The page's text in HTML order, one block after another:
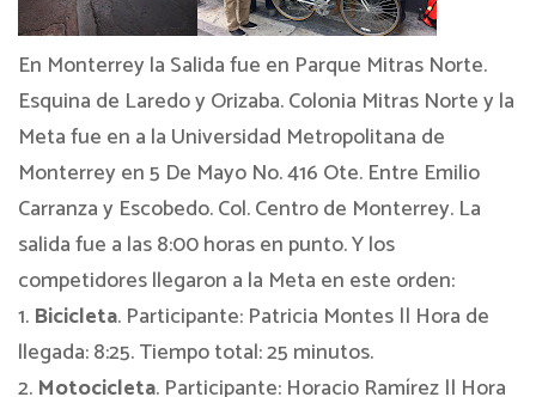
En Monterrey la Salida fue en Parque Mitras Norte.
Esquina de Laredo y Orizaba. Colonia Mitras Norte y la
Meta fue en a la Universidad Metropolitana de
Monterrey en 5 De Mayo No. 416 Ote. Entre Emilio
Carranza y Escobedo. Col. Centro de Monterrey. La
salida fue a las 8:00 horas en punto. Y los
competidores llegaron a la Meta en este orden:
1. Bicicleta. Participante: Patricia Montes || Hora de
llegada: 8:25. Tiempo total: 25 minutos.
2. Motocicleta. Participante: Horacio Ramírez || Hora